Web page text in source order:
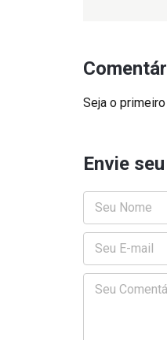
Seja o
Envie